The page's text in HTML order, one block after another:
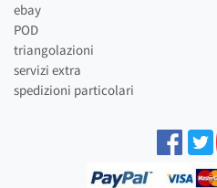
ebay
POD
triangolazioni
servizi extra
spedizioni particolari